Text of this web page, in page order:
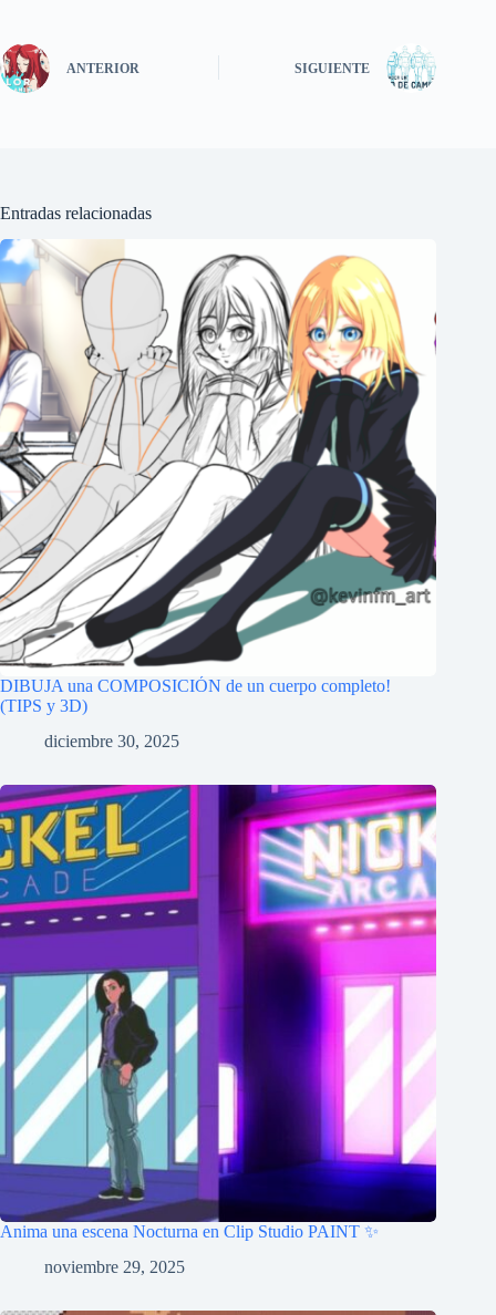
ANTERIOR SIGUIENTE
Entradas relacionadas
DIBUJA una COMPOSICIÓN de un cuerpo completo!
(TIPS y 3D)
diciembre 30, 2025
Anima una escena Nocturna en Clip Studio PAINT ✨
noviembre 29, 2025